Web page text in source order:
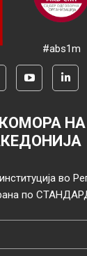
#abs1m
НА
во
по